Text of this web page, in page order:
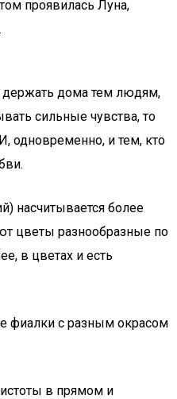
проявилась Луна,
держать дома тем людям,
сильные чувства, то
одновременно, и тем, кто
насчитывается более
цветы разнообразные по
в цветах и есть
фиалки с разным окрасом
в прямом и